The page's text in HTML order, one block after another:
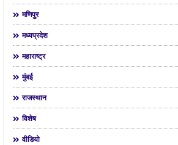
मणिपुर
मध्यप्रदेश
महाराष्ट्र
मुंबई
राजस्थान
विशेष
वीडियो